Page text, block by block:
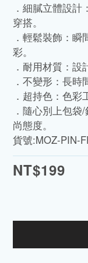
．細膩立體設
穿搭。
．輕鬆裝飾：
彩。
．耐用材質：設
．不變形：長時
．超持色：色彩
．隨心別上包
尚態度。
貨號:MOZ-PIN-
NT$199